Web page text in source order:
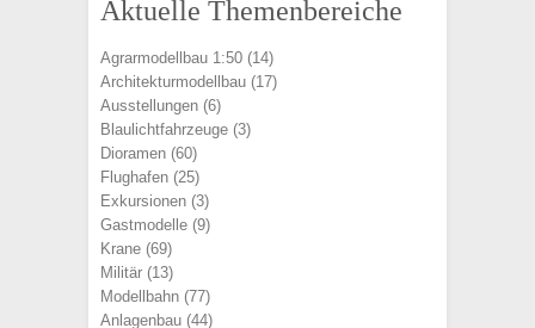
Aktuelle Themenbereiche
Agrarmodellbau 1:50 (14)
Architekturmodellbau (17)
Ausstellungen (6)
Blaulichtfahrzeuge (3)
Dioramen (60)
Flughafen (25)
Exkursionen (3)
Gastmodelle (9)
Krane (69)
Militär (13)
Modellbahn (77)
Anlagenbau (44)